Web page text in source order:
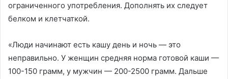
ограниченного употребления. Дополнять их следует
белком и клетчаткой.
«Люди начинают есть кашу день и ночь — это
неправильно. У женщин средняя норма готовой каши —
100-150 грамм, у мужчин — 200-2500 грамм. Дальше